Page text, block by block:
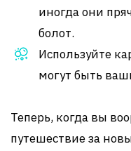
иногда они
болот.
Используйте
могут быть
Теперь, когда вы
путешествие за